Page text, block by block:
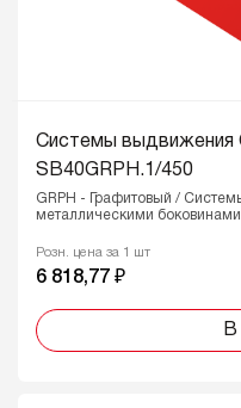
Системы
SB40GRPH.1/450
GRPH - Графитовый /
металлическими
Розн. цена за 1 шт
6 818,77 ₽
В